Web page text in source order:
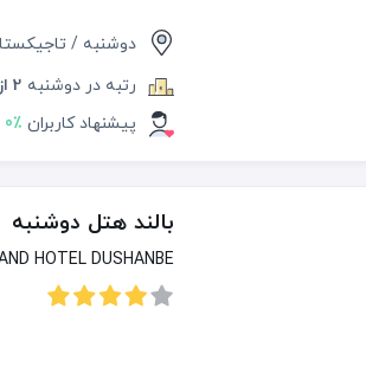
دوشنبه /
رتبه در دوشنبه 2 از 18 هتل
پیشنهاد کاربران 0٪ از 0 رای
بالند هتل دوشنبه
HOTEL DUSHANBE